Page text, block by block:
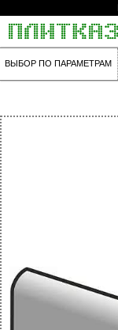
ВЫБОР ПО ПАРАМЕТРАМ